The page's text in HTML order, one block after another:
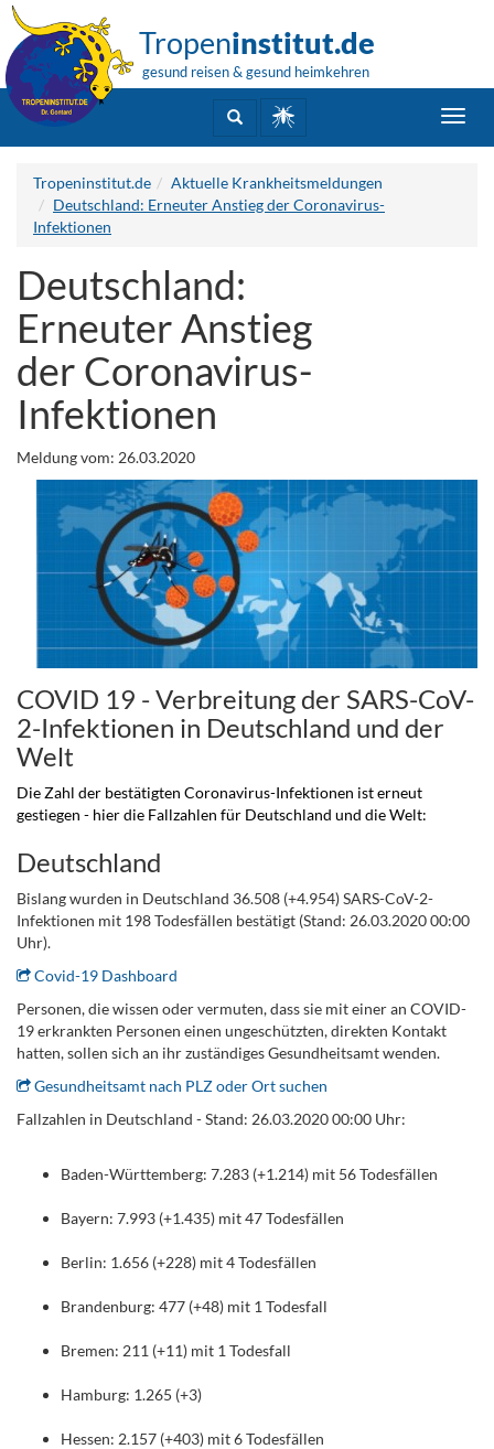
Tropeninstitut.de
gesund reisen & gesund heimkehren
Tropeninstitut.de
Aktuelle Krankheitsmeldungen
Deutschland: Erneuter Anstieg der Coronavirus-
Infektionen
Deutschland:
Erneuter Anstieg
der Coronavirus-
Infektionen
Meldung vom: 26.03.2020
COVID 19 - Verbreitung der SARS-CoV-
2-Infektionen in Deutschland und der
Welt
Die Zahl der bestätigten Coronavirus-Infektionen ist erneut
gestiegen - hier die Fallzahlen für Deutschland und die Welt:
Deutschland
Bislang wurden in Deutschland 36.508 (+4.954) SARS-CoV-2-
Infektionen mit 198 Todesfällen bestätigt (Stand: 26.03.2020 00:00
Uhr).
Covid-19 Dashboard
Personen, die wissen oder vermuten, dass sie mit einer an COVID-
19 erkrankten Personen einen ungeschützten, direkten Kontakt
hatten, sollen sich an ihr zuständiges Gesundheitsamt wenden.
Gesundheitsamt nach PLZ oder Ort suchen
Fallzahlen in Deutschland - Stand: 26.03.2020 00:00 Uhr:
Baden-Württemberg: 7.283 (+1.214) mit 56 Todesfällen
Bayern: 7.993 (+1.435) mit 47 Todesfällen
Berlin: 1.656 (+228) mit 4 Todesfällen
Brandenburg: 477 (+48) mit 1 Todesfall
Bremen: 211 (+11) mit 1 Todesfall
Hamburg: 1.265 (+3)
Hessen: 2.157 (+403) mit 6 Todesfällen